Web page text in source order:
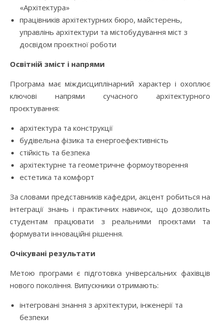
«Архітектура»
працівників архітектурних бюро, майстерень,
управлінь архітектури та містобудування міст з
досвідом проєктної роботи
Освітній зміст і напрями
Програма має міждисциплінарний характер і охоплює
ключові напрями сучасного архітектурного
проєктування:
архітектура та конструкції
будівельна фізика та енергоефективність
стійкість та безпека
архітектурне та геометричне формоутворення
естетика та комфорт
За словами представників кафедри, акцент робиться на
інтеграції знань і практичних навичок, що дозволить
студентам працювати з реальними проєктами та
формувати інноваційні рішення.
Очікувані результати
Метою програми є підготовка універсальних фахівців
нового покоління. Випускники отримають:
інтегровані знання з архітектури, інженерії та
безпеки